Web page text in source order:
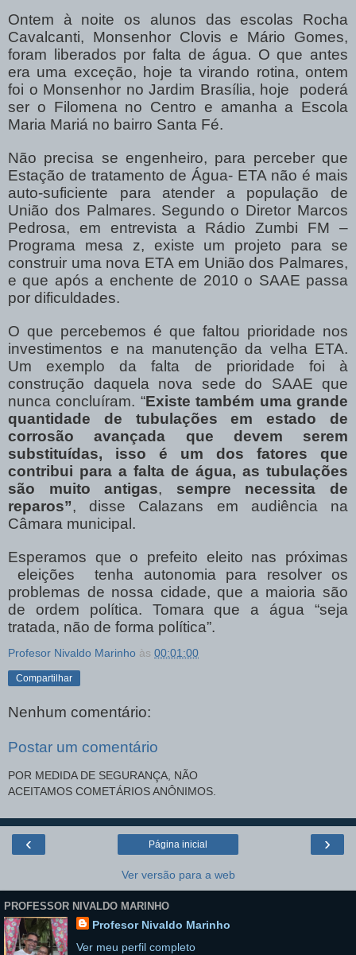
Ontem à noite os alunos das escolas Rocha
Cavalcanti, Monsenhor Clovis e Mário Gomes,
foram liberados por falta de água. O que antes
era uma exceção, hoje ta virando rotina, ontem
foi o Monsenhor no Jardim Brasília, hoje poderá
ser o Filomena no Centro e amanha a Escola
Maria Mariá no bairro Santa Fé.
Não precisa se engenheiro, para perceber que
Estação de tratamento de Água- ETA não é mais
auto-suficiente para atender a população de
União dos Palmares. Segundo o Diretor Marcos
Pedrosa, em entrevista a Rádio Zumbi FM –
Programa mesa z, existe um projeto para se
construir uma nova ETA em União dos Palmares,
e que após a enchente de 2010 o SAAE passa
por dificuldades.
O que percebemos é que faltou prioridade nos
investimentos e na manutenção da velha ETA.
Um exemplo da falta de prioridade foi à
construção daquela nova sede do SAAE que
nunca concluíram. “Existe também uma grande
quantidade de tubulações em estado de
corrosão avançada que devem serem
substituídas, isso é um dos fatores que
contribui para a falta de água, as tubulações
são muito antigas, sempre necessita de
reparos”, disse Calazans em audiência na
Câmara municipal.
Esperamos que o prefeito eleito nas próximas
eleições tenha autonomia para resolver os
problemas de nossa cidade, que a maioria são
de ordem política. Tomara que a água “seja
tratada, não de forma política”.
Profesor Nivaldo Marinho às 00:01:00
Compartilhar
Nenhum comentário:
Postar um comentário
POR MEDIDA DE SEGURANÇA, NÃO
ACEITAMOS COMETÁRIOS ANÔNIMOS.
‹ ›
Página inicial
Ver versão para a web
PROFESSOR NIVALDO MARINHO
Profesor Nivaldo Marinho
Ver meu perfil completo